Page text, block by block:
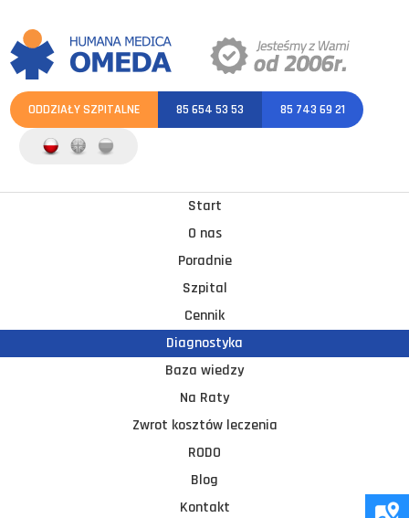
ODDZIAŁY SZPITALNE 85 654 53 53 85 743 69 21
Start
O nas
Poradnie
Szpital
Cennik
Diagnostyka
Baza wiedzy
Na Raty
Zwrot kosztów leczenia
RODO
Blog
Kontakt